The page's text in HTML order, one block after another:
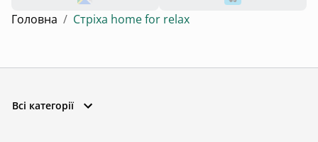
Головна / Стріха home for relax
Всі категорії